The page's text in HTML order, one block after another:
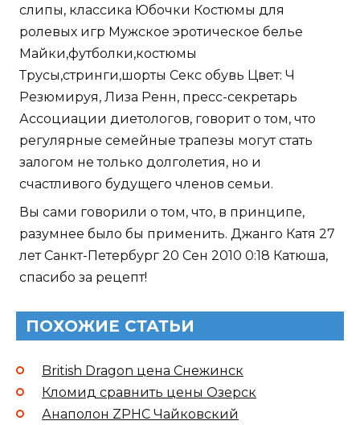
слипы, классика Юбочки Костюмы для
ролевых игр Мужское эротическое белье
Майки,футболки,костюмы
Трусы,стринги,шорты Секс обувь Цвет: Ч
Резюмируя, Лиза Ренн, пресс-секретарь
Ассоциации диетологов, говорит о том, что
регулярные семейные трапезы могут стать
залогом не только долголетия, но и
счастливого будущего членов семьи.
Вы сами говорили о том, что, в принципе,
разумнее было бы применить. Джанго Катя 27
лет Санкт-Петербург 20 Сен 2010 0:18 Катюша,
спасибо за рецепт!
ПОХОЖИЕ СТАТЬИ
British Dragon цена Снежинск
Кломид сравнить цены Озерск
Анаполон ZPHC Чайковский